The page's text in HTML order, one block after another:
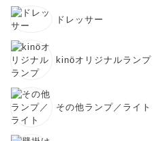
ドレッサー
kinöオリジナルランプ
その他ランプ／ライト